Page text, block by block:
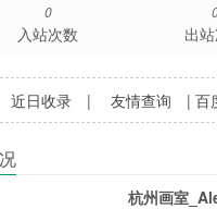
0
入站次数 出
近日收录 |友情查询 |百
杭州画室